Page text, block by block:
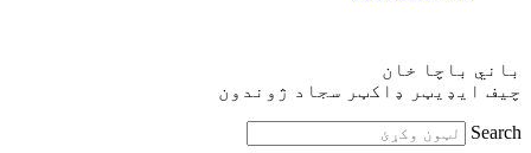
باني باچا خان
چيف ايډيټر ډاکټر سجاد ژوندون
Search